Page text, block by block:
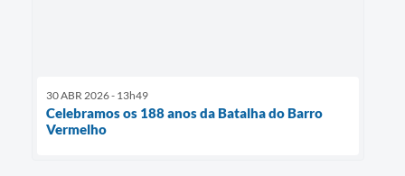
30 ABR 2026 - 13h49
Celebramos os 188 anos da Batalha do Barro
Vermelho